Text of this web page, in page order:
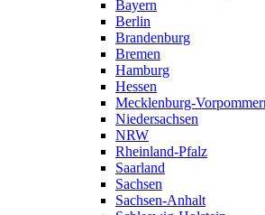
Bayern
Berlin
Brandenburg
Bremen
Hamburg
Hessen
Mecklenburg-
Niedersachsen
NRW
Rheinland-Pfalz
Saarland
Sachsen
Sachsen-Anhalt